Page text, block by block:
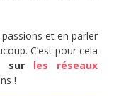
et en parler
C’est pour cela
sur les réseaux
!